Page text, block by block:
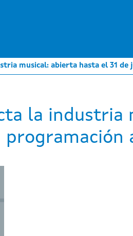
musical: abierta hasta el 31
la
programación